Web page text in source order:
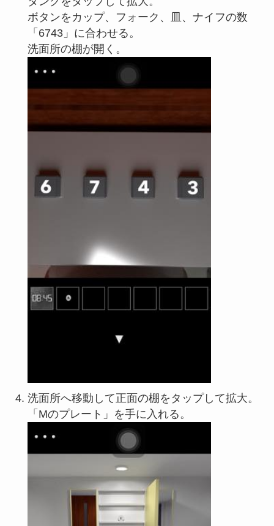
ボタンをカップ、フォーク、皿、ナイフの数
「6743」に合わせる。
洗面所の棚が開く。
洗面所へ移動して正面の棚をタップして拡大。
「Mのプレート」を手に入れる。